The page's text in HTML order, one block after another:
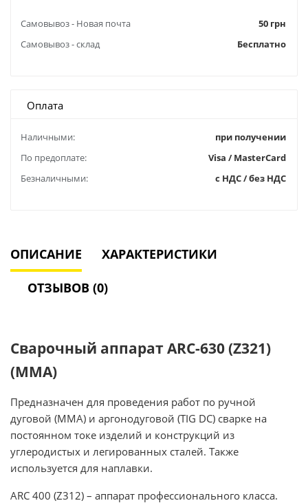
Самовывоз - Новая почта
50 грн
Самовывоз - склад
Бесплатно
Оплата
Наличными:
при получении
По предоплате:
Visa / MasterCard
Безналичными:
с НДС / без НДС
ОПИСАНИЕ ХАРАКТЕРИСТИКИ
ОТЗЫВОВ (0)
Сварочный аппарат ARC-630 (Z321)
(MMA)
Предназначен для проведения работ по ручной
дуговой (MMA) и аргонодуговой (TIG DC) сварке на
постоянном токе изделий и конструкций из
углеродистых и легированных сталей. Также
используется для наплавки.
ARC 400 (Z312) – аппарат профессионального класса.